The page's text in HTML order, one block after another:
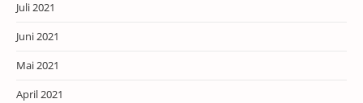
Juli 2021
Juni 2021
Mai 2021
April 2021